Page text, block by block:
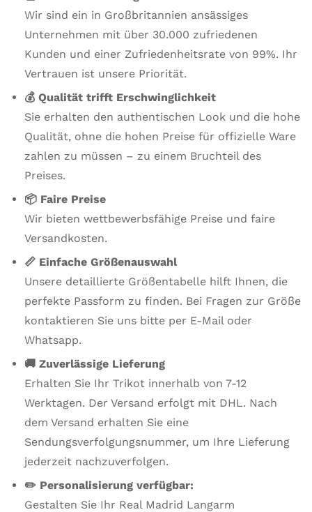
Wir sind ein in Großbritannien ansässiges
Unternehmen mit über 30.000 zufriedenen
Kunden und einer Zufriedenheitsrate von 99%. Ihr
Vertrauen ist unsere Priorität.
💰 Qualität trifft Erschwinglichkeit
Sie erhalten den authentischen Look und die hohe
Qualität, ohne die hohen Preise für offizielle Ware
zahlen zu müssen – zu einem Bruchteil des
Preises.
📦 Faire Preise
Wir bieten wettbewerbsfähige Preise und faire
Versandkosten.
📏 Einfache Größenauswahl
Unsere detaillierte Größentabelle hilft Ihnen, die
perfekte Passform zu finden. Bei Fragen zur Größe
kontaktieren Sie uns bitte per E-Mail oder
Whatsapp.
🚚 Zuverlässige Lieferung
Erhalten Sie Ihr Trikot innerhalb von 7-12
Werktagen. Der Versand erfolgt mit DHL. Nach
dem Versand erhalten Sie eine
Sendungsverfolgungsnummer, um Ihre Lieferung
jederzeit nachzuverfolgen.
✏️ Personalisierung verfügbar:
Gestalten Sie Ihr Real Madrid Langarm